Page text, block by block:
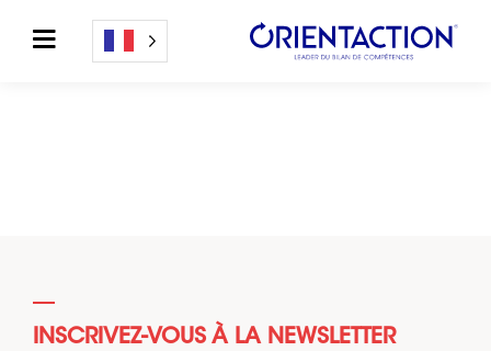
INSCRIVEZ-VOUS À LA NEWSLETTER